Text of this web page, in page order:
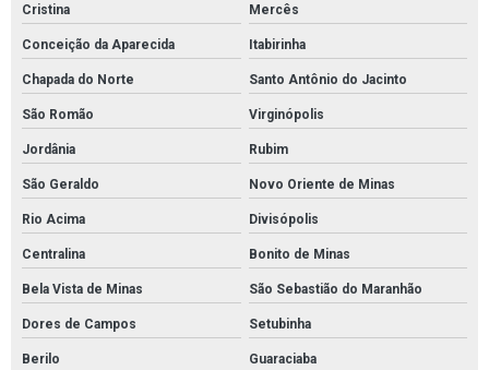
Cristina Mercês
Conceição da Aparecida Itabirinha
Chapada do Norte Santo Antônio do Jacinto
São Romão Virginópolis
Jordânia Rubim
São Geraldo Novo Oriente de Minas
Rio Acima Divisópolis
Centralina Bonito de Minas
Bela Vista de Minas São Sebastião do Maranhão
Dores de Campos Setubinha
Berilo Guaraciaba